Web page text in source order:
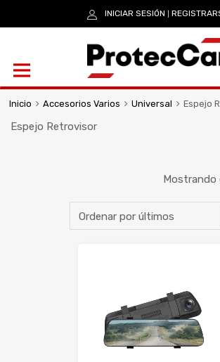
INICIAR SESIÓN
Inicio Accesorios Varios Universal Espejo
Espejo Retrovisor
Mostrando